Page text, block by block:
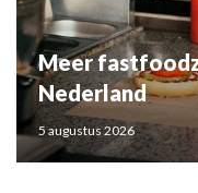
Meer
Nederland
5 augustus 2026